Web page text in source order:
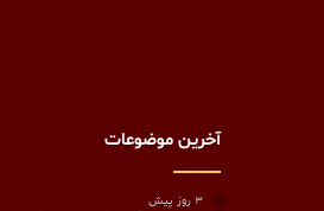
آخرین موضوعات
3 روز پیش